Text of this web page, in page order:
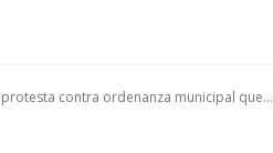
contra ordenanza municipal que...